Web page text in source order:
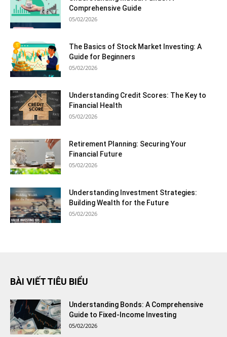
Comprehensive Guide
05/02/2026
The Basics of Stock Market Investing: A
Guide for Beginners
05/02/2026
Understanding Credit Scores: The Key to
Financial Health
05/02/2026
Retirement Planning: Securing Your
Financial Future
05/02/2026
Understanding Investment Strategies:
Building Wealth for the Future
05/02/2026
BÀI VIẾT TIÊU BIỂU
Understanding Bonds: A Comprehensive
Guide to Fixed-Income Investing
05/02/2026